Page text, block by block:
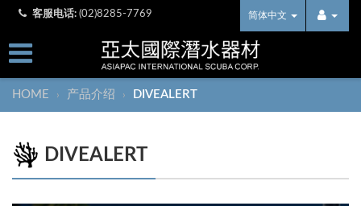
客服电话: (02)8285-7769 简体中文
HOME › 产品介绍 › DIVEALERT
DIVEALERT